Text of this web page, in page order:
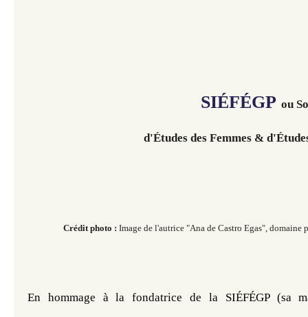
SIÉFÉGP ou
d'Études des Femmes &
Crédit photo : Image de l'autrice "Ana de Castro Egas", domaine
En hommage à la fondatrice de la SIÉFÉGP (sa